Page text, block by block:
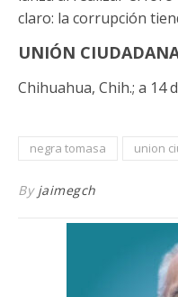
claro: la corrupción
UNIÓN
Chihuahua, Chih.; a 14
negra tomasa union
By jaimegch